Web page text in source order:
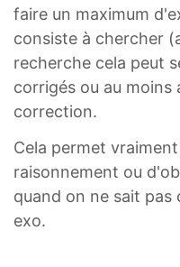
faire un maximum
consiste à chercher
recherche cela peut
corrigés ou au moins
correction.
Cela permet
raisonnement ou
quand on ne sait
exo.